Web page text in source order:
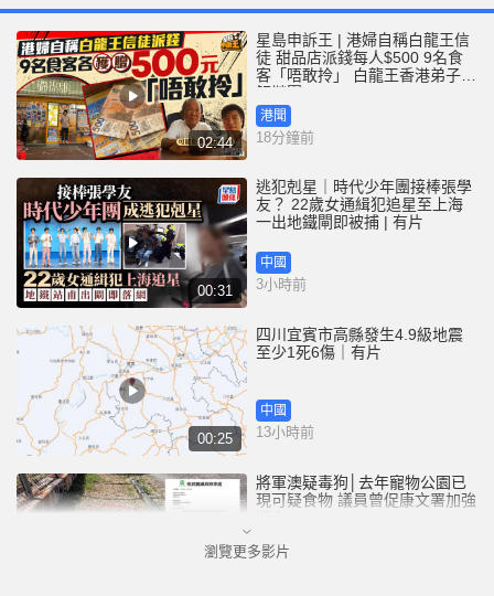
02:44
星島申訴王 | 港婦自稱白龍王信
徒 甜品店派錢每人$500 9名食
客「唔敢拎」 白龍王香港弟子親
解謎團
港聞
18分鐘前
00:31
逃犯剋星｜時代少年團接棒張學
友？ 22歲女通緝犯追星至上海
一出地鐵閘即被捕 | 有片
中國
3小時前
00:25
四川宜賓市高縣發生4.9級地震
至少1死6傷｜有片
中國
13小時前
將軍澳疑毒狗│去年寵物公園已
現可疑食物 議員曾促康文署加強
港聞
瀏覽更多影片